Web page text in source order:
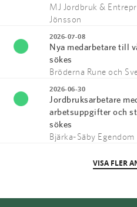
MJ Jordbruk &
Jönsson
2026-07-08
Nya medarbetare till
sökes
Bröderna Rune och
2026-06-30
Jordbruksarbetare
arbetsuppgifter och
sökes
Bjärka-Säby Egendom
VISA FLER